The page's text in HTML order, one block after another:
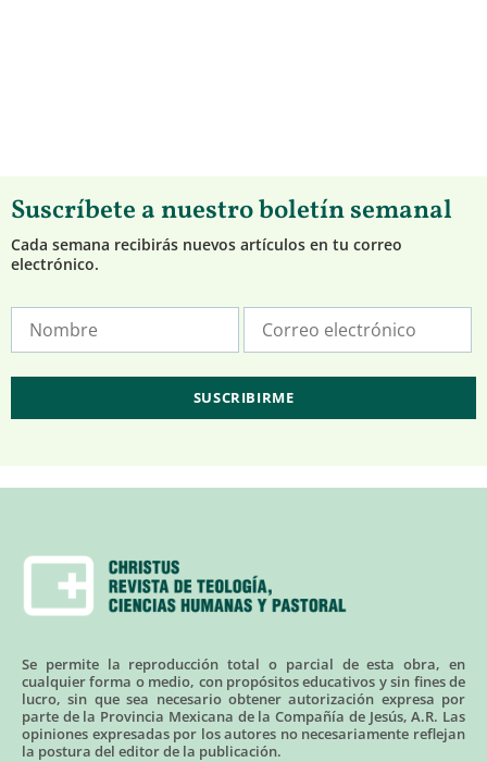
Suscríbete a nuestro boletín semanal
Cada semana recibirás nuevos artículos en tu correo
electrónico.
Se permite la reproducción total o parcial de esta obra, en
cualquier forma o medio, con propósitos educativos y sin fines de
lucro, sin que sea necesario obtener autorización expresa por
parte de la Provincia Mexicana de la Compañía de Jesús, A.R. Las
opiniones expresadas por los autores no necesariamente reflejan
la postura del editor de la publicación.